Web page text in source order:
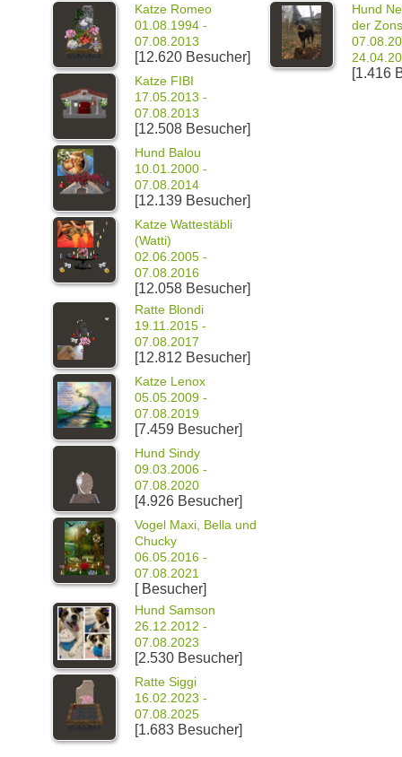
Katze Romeo
01.08.1994 -
07.08.2013
[12.620 Besucher]
Katze FIBI
17.05.2013 -
07.08.2013
[12.508 Besucher]
Hund Balou
10.01.2000 -
07.08.2014
[12.139 Besucher]
Katze Wattestäbli
(Watti)
02.06.2005 -
07.08.2016
[12.058 Besucher]
Ratte Blondi
19.11.2015 -
07.08.2017
[12.812 Besucher]
Katze Lenox
05.05.2009 -
07.08.2019
[7.459 Besucher]
Hund Sindy
09.03.2006 -
07.08.2020
[4.926 Besucher]
Vogel Maxi, Bella und
Chucky
06.05.2016 -
07.08.2021
[ Besucher]
Hund Samson
26.12.2012 -
07.08.2023
[2.530 Besucher]
Ratte Siggi
16.02.2023 -
07.08.2025
[1.683 Besucher]
Hund
der
[1.416